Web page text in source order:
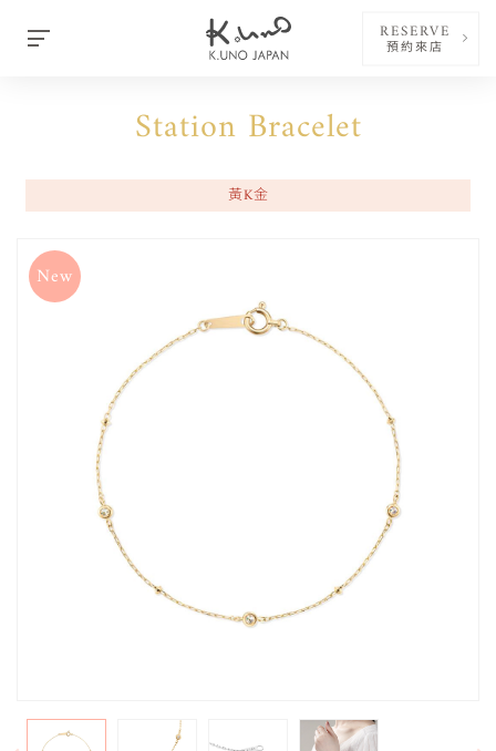
RESERVE
預約來店
Station Bracelet
黃K金